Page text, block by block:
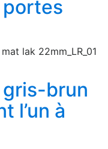
gris-brun
l’un à